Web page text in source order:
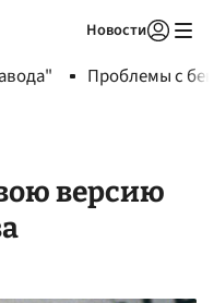
Новости
Проблемы с
версию